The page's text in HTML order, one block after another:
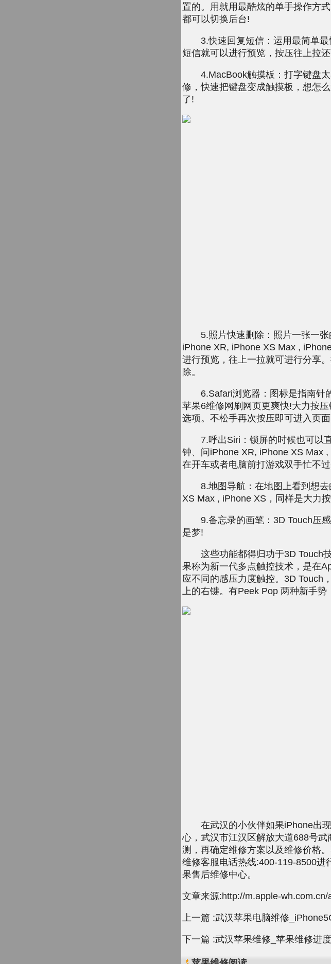
置的。用就用最酷炫的单手操作方
都可以切换后台!
3.快速回复短信：运用最简单最
短信就可以进行预览，按压往上拉还
4.MacBook触摸板：打字键盘太
修，快速把键盘变成触摸板，想怎
了!
5.照片快速删除：照片一张一张
iPhone XR, iPhone XS Max ,
进行预览，往上一拉就可进行分享
除。
6.Safari浏览器：图标是指南针
苹果6维修网刷网页更爽快!大力按
选项。不松手再次按压即可进入页面
7.呼出Siri：锁屏的时候也可以直
钟、问iPhone XR, iPhone XS Max
在开车或者电脑前打游戏双手忙不
8.地图导航：在地图上看到想去
XS Max , iPhone XS，同样是大力
9.备忘录的画笔：3D Touch压感
是梦!
这些功能都得归功于3D Touch技
果称为新一代多点触控技术，是在
应不同的感压力度触控。3D Touch
上的右键。有Peek Pop 两种新手势
在武汉的小伙伴如果iPhone出现
心，武汉市江汉区解放大道688号
测，再确定维修方案以及维修价格
维修客服电话热线:400-119-8500
果售后维修中心。
文章来源:http://m.apple-wh.com.cn/
上一篇 :武汉苹果电脑维修
下一篇 :武汉苹果维修_苹果维修进